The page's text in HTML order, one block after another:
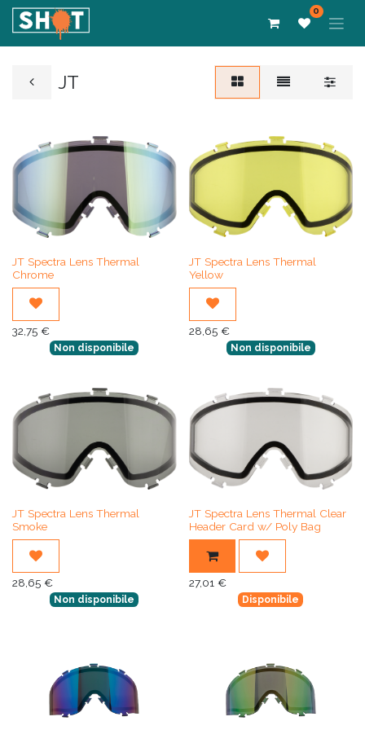
0
JT
JT Spectra Lens Thermal
Chrome
32,75 €
Non disponibile
JT Spectra Lens Thermal
Yellow
28,65€
Non disponibile
JT Spectra Lens Thermal
Smoke
28,65 €
Non disponibile
JT Spectra Lens Thermal Clear
Header Card w/ Poly Bag
27,01 €
Disponibile